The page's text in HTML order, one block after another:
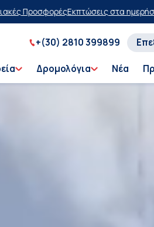
δρομολόγιαΑγοράστε τώρα,
+(30) 2810 399899
Δρομολόγια Νέα